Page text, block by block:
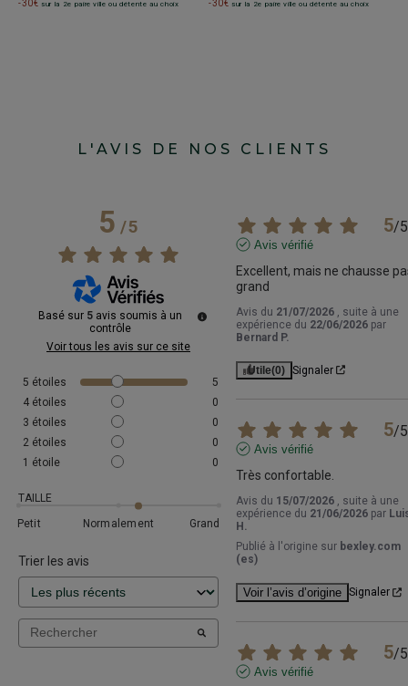
-30€ sur la 2e paire ville ou détente au choix -30€ sur la 2e paire ville ou détente au choix
L'AVIS DE NOS CLIENTS
5/5
Basé sur 5 avis soumis à un
contrôle
Voir tous les avis sur ce site
5 étoiles
5
4 étoiles
0
3 étoiles
0
2 étoiles
0
1 étoile 0
TAILLE
Petit
Normalement Grand
Trier les avis
5/5
Avis vérifié
Excellent, mais ne chausse
grand
Avis du 21/07/2026
, suite à une
expérience du 22/06/2026 par
Bernard P.
Utile(0) Signaler
5/5
Avis vérifié
Très confortable.
Avis du 15/07/2026
, suite à une
expérience du 21/06/2026 par
H.
Publié à l'origine sur bexley.com
(es)
Voir l’avis d’origine Signaler
5/5
Avis vérifié